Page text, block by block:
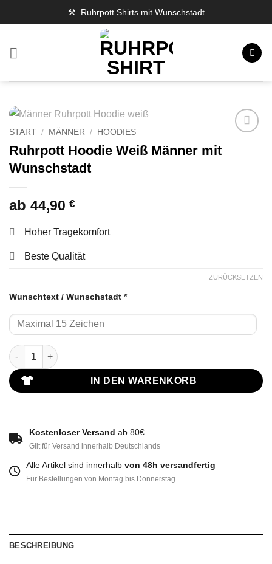
Inhalt
⚒️ Ruhrpott Shirts mit Wunschstadt
START / MÄNNER / HOODIES
Ruhrpott Hoodie Weiß Männer mit
Wunschstadt
ab 44,90 €
Hoher Tragekomfort
Beste Qualität
ZURÜCKSETZEN
Wunschtext / Wunschstadt *
Ruhrpott Hoodie Weiß Männer mit Wunschstadt Menge
IN DEN WARENKORB
Kostenloser Versand ab 80€
Gilt für Versand innerhalb Deutschlands
Alle Artikel sind innerhalb von 48h versandfertig
Für Bestellungen von Montag bis Donnerstag
BESCHREIBUNG